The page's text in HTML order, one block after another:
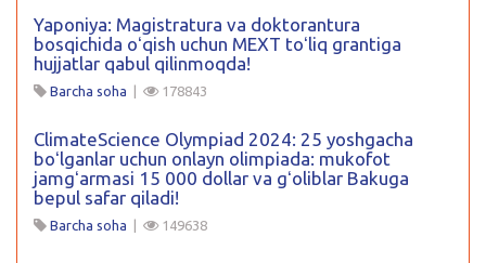
Yaponiya: Magistratura va doktorantura
bosqichida oʻqish uchun MEXT toʻliq grantiga
hujjatlar qabul qilinmoqda!
Barcha soha | 178843
ClimateScience Olympiad 2024: 25 yoshgacha
boʻlganlar uchun onlayn olimpiada: mukofot
jamgʻarmasi 15 000 dollar va gʻoliblar Bakuga
bepul safar qiladi!
Barcha soha | 149638